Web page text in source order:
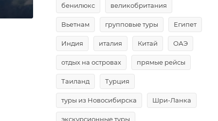
бенилюкс великобритания
Вьетнам групповые туры Египет
Индия италия Китай ОАЭ
отдых на островах прямые рейсы
Таиланд Турция
туры из Новосибирска Шри-Ланка
экскурсионные туры